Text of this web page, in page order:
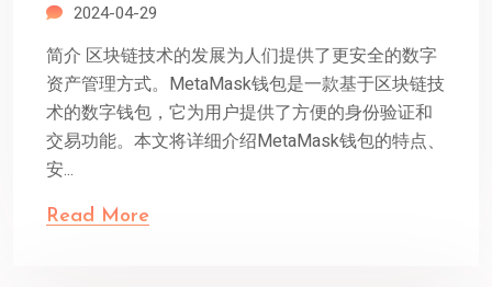
2024-04-29
简介 区块链技术的发展为人们提供了更安全的数字
资产管理方式。MetaMask钱包是一款基于区块链技
术的数字钱包，它为用户提供了方便的身份验证和
交易功能。本文将详细介绍MetaMask钱包的特点、
安...
Read More